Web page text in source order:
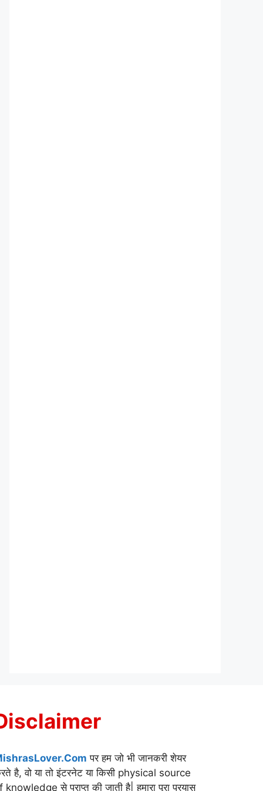
पर हम जो भी जानकरी शेयर
है, वो या तो इंटरनेट या किसी physical source
knowledge से प्राप्त की जाती है| हमारा पूरा प्रयास